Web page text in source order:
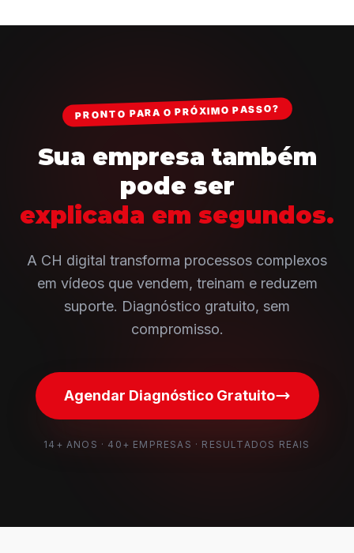
PRONTO PARA O PRÓXIMO PASSO?
Sua empresa também
pode ser
explicada em segundos.
A CH digital transforma processos complexos
em vídeos que vendem, treinam e reduzem
suporte. Diagnóstico gratuito, sem
compromisso.
Agendar Diagnóstico Gratuito
14+ ANOS · 40+ EMPRESAS · RESULTADOS REAIS